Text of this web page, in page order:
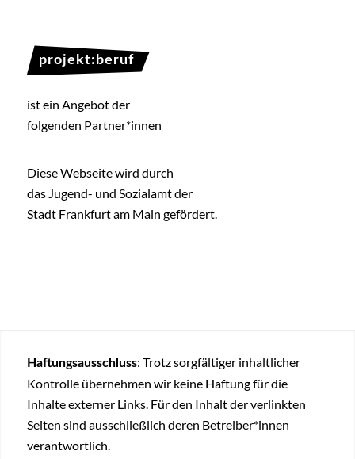
projekt:beruf
ist ein Angebot der
folgenden Partner*innen
Diese Webseite wird durch
das Jugend- und Sozialamt der
Stadt Frankfurt am Main gefördert.
Haftungsausschluss: Trotz sorgfältiger inhaltlicher
Kontrolle übernehmen wir keine Haftung für die
Inhalte externer Links. Für den Inhalt der verlinkten
Seiten sind ausschließlich deren Betreiber*innen
verantwortlich.